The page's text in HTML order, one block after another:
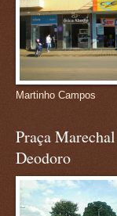
Martinho Campos
Praça Marechal
Deodoro